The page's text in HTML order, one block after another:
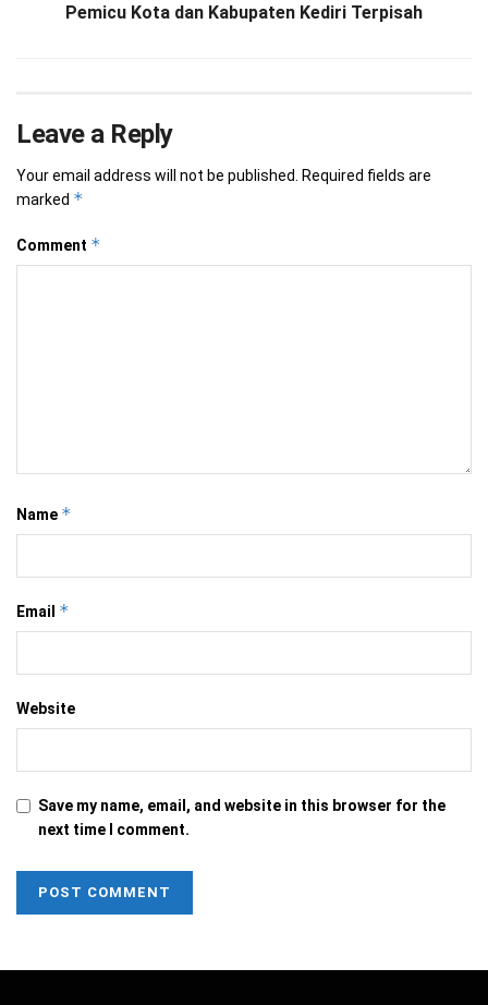
Pemicu Kota dan Kabupaten Kediri Terpisah
Leave a Reply
Your email address will not be published.
Required fields are
marked *
Comment *
Name *
Email *
Website
Save my name, email, and website in this browser for the
next time I comment.